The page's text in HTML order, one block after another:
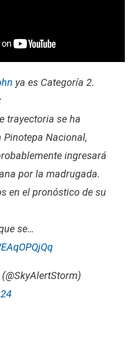
ya es Categoría 2.
trayectoria se ha
Nacional,
ingresará
por la madrugada.
en el pronóstico de su
se…